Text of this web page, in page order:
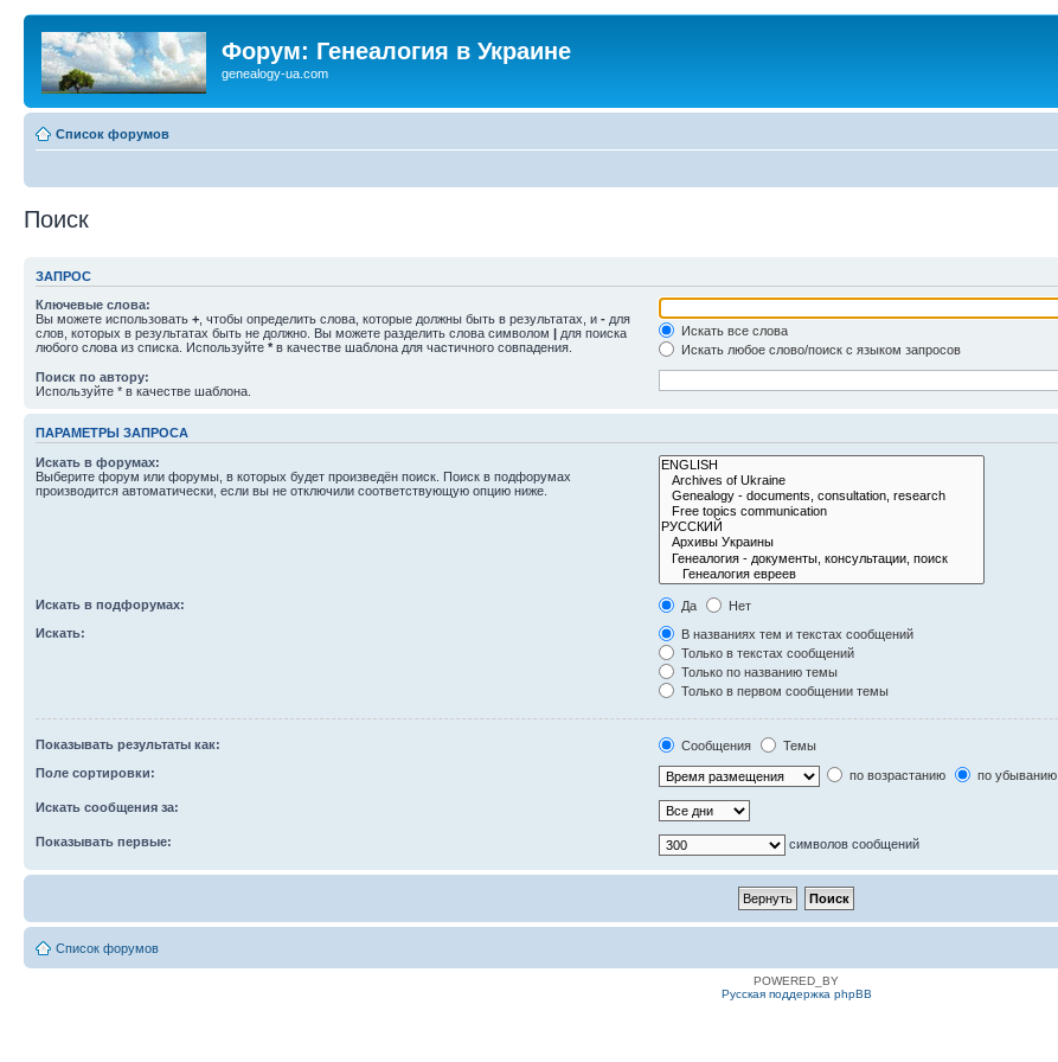
Форум: Генеалогия в Украине
genealogy-ua.com
Список форумов
Поиск
ЗАПРОС
Ключевые слова:
Вы можете использовать + , чтобы определить слова, которые должны быть в результатах, и - для
слов, которых в результатах быть не должно. Вы можете разделить слова символом | для поиска
любого слова из списка. Используйте * в качестве шаблона для частичного совпадения.
Искать все слова
Искать любое слово/поиск с языком запросов
Поиск по автору:
Используйте * в качестве шаблона.
ПАРАМЕТРЫ ЗАПРОСА
Искать в форумах:
Выберите форум или форумы, в которых будет произведён поиск. Поиск в подфорумах
производится автоматически, если вы не отключили соответствующую опцию ниже.
Искать в подфорумах: Да
Нет
Искать:
В названиях тем и текстах сообщений
Только в текстах сообщений
Только по названию темы
Только в первом сообщении темы
Показывать результаты как: Сообщения
Темы
Поле сортировки:
по возрастанию по убыванию
Искать сообщения за:
Показывать первые: символов сообщений
Список форумов
POWERED_BY
Русская поддержка phpBB